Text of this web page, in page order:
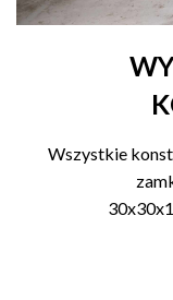
Wszystkie